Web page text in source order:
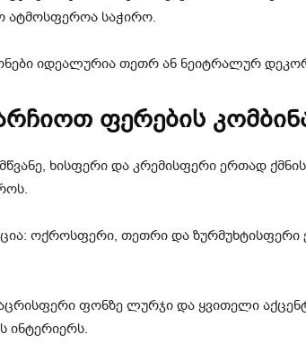
ატმოსფეროა საჭირო.
იდეალურია თეთრ ან ნეიტრალურ
ფერების
ხისფერი და კრემისფერი ერთად
ოქროსფერი, თეთრი და
ფონზე ლურჯი და ყვითელი
ინტერიერს.